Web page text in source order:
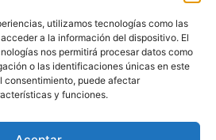
utilizamos tecnologías como las
a la información del dispositivo. El
nos permitirá procesar datos como
o las identificaciones únicas en este
consentimiento, puede afectar
y funciones.